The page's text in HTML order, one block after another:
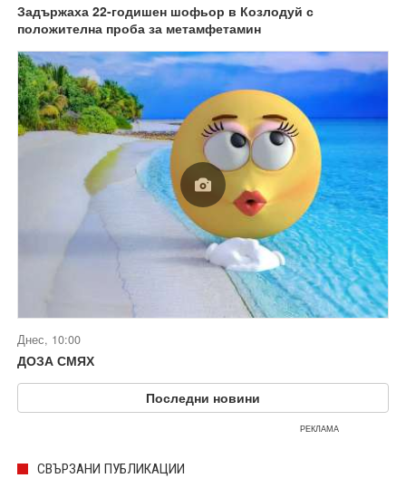
Задържаха 22-годишен шофьор в Козлодуй с
положителна проба за метамфетамин
Днес, 10:00
ДОЗА СМЯХ
Последни новини
РЕКЛАМА
СВЪРЗАНИ ПУБЛИКАЦИИ